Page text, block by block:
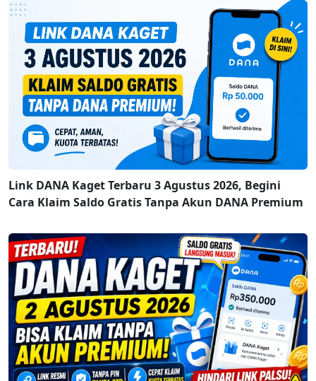
Link DANA Kaget Terbaru 3 Agustus 2026, Begini
Cara Klaim Saldo Gratis Tanpa Akun DANA Premium